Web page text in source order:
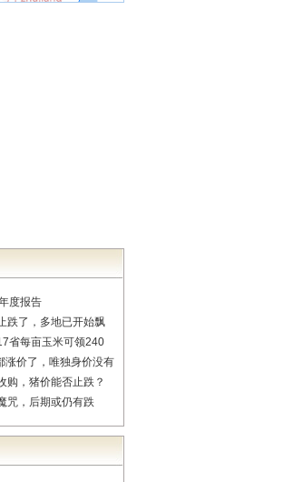
度报告
跌了，多地已开始飘
省每亩玉米可领240
涨价了，唯独身价没有
购，猪价能否止跌？
咒，后期或仍有跌